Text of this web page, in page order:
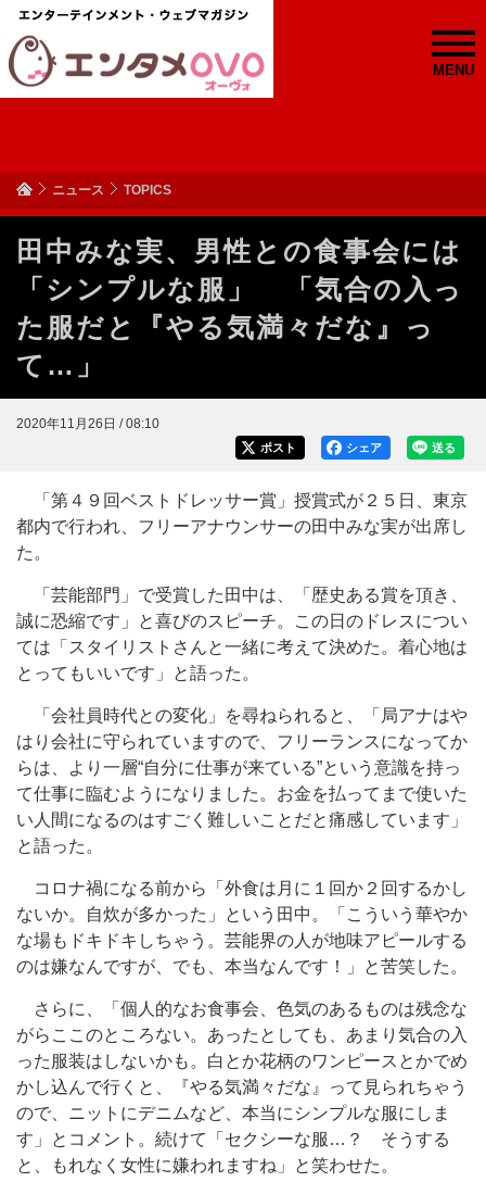
MENU
ニュース TOPICS
田中みな実、男性との食事会には
「シンプルな服」 「気合の入っ
た服だと『やる気満々だな』っ
て…」
2020年11月26日 / 08:10
送る
シェア
ポスト
「第４９回ベストドレッサー賞」授賞式が２５日、東京
都内で行われ、フリーアナウンサーの田中みな実が出席し
た。
「芸能部門」で受賞した田中は、「歴史ある賞を頂き、
誠に恐縮です」と喜びのスピーチ。この日のドレスについ
ては「スタイリストさんと一緒に考えて決めた。着心地は
とってもいいです」と語った。
「会社員時代との変化」を尋ねられると、「局アナはや
はり会社に守られていますので、フリーランスになってか
らは、より一層“自分に仕事が来ている”という意識を持っ
て仕事に臨むようになりました。お金を払ってまで使いた
い人間になるのはすごく難しいことだと痛感しています」
と語った。
コロナ禍になる前から「外食は月に１回か２回するかし
ないか。自炊が多かった」という田中。「こういう華やか
な場もドキドキしちゃう。芸能界の人が地味アピールする
のは嫌なんですが、でも、本当なんです！」と苦笑した。
さらに、「個人的なお食事会、色気のあるものは残念な
がらここのところない。あったとしても、あまり気合の入
った服装はしないかも。白とか花柄のワンピースとかでめ
かし込んで行くと、『やる気満々だな』って見られちゃう
ので、ニットにデニムなど、本当にシンプルな服にしま
す」とコメント。続けて「セクシーな服…？ そうする
と、もれなく女性に嫌われますね」と笑わせた。